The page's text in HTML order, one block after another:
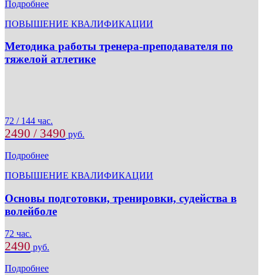
Подробнее
ПОВЫШЕНИЕ КВАЛИФИКАЦИИ
Методика работы тренера-преподавателя по
тяжелой атлетике
72 / 144 час.
2490 / 3490 руб.
Подробнее
ПОВЫШЕНИЕ КВАЛИФИКАЦИИ
Основы подготовки, тренировки, судейства в
волейболе
72 час.
2490 руб.
Подробнее